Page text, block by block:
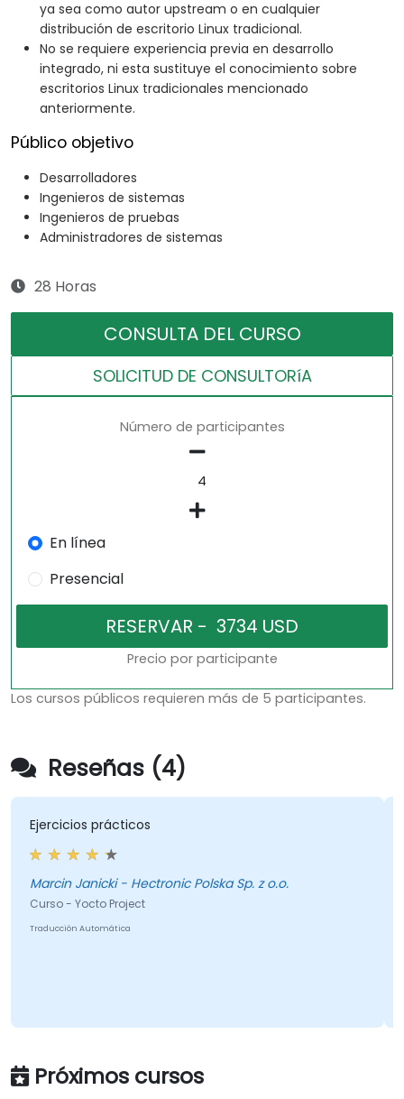
ya sea como autor upstream o en cualquier
distribución de escritorio Linux tradicional.
No se requiere experiencia previa en desarrollo
integrado, ni esta sustituye el conocimiento sobre
escritorios Linux tradicionales mencionado
anteriormente.
Público objetivo
Desarrolladores
Ingenieros de sistemas
Ingenieros de pruebas
Administradores de sistemas
28 Horas
CONSULTA DEL CURSO
SOLICITUD DE CONSULTORíA
Número de participantes
En línea
Presencial
Precio por participante
Los cursos públicos requieren más de 5 participantes.
Reseñas (4)
Ejercicios prácticos
Marcin Janicki - Hectronic Polska Sp. z o.o.
Curso - Yocto Project
Traducción Automática
Próximos cursos